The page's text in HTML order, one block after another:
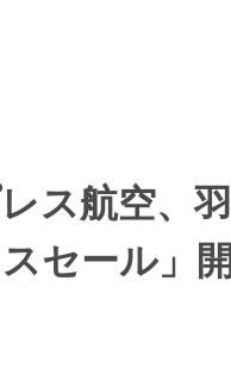
ス航空、
スセール